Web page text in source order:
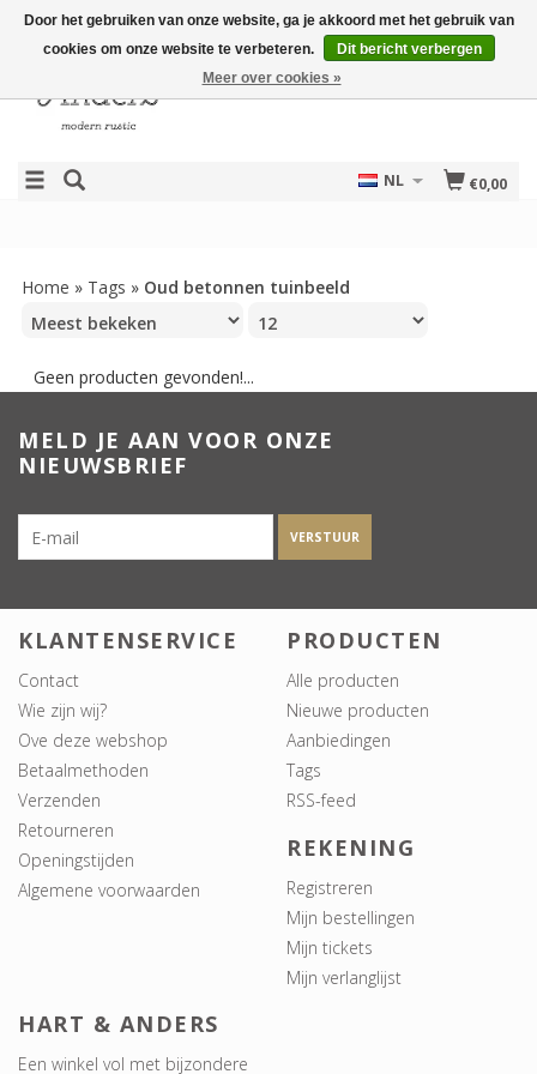
€0,00
NL
Home » Tags » Oud betonnen tuinbeeld
Geen producten gevonden!...
MELD JE AAN VOOR ONZE
NIEUWSBRIEF
VERSTUUR
KLANTENSERVICE
Contact
Wie zijn wij?
Ove deze webshop
Betaalmethoden
Verzenden
Retourneren
Openingstijden
Algemene voorwaarden
PRODUCTEN
Alle producten
Nieuwe producten
Aanbiedingen
Tags
RSS-feed
REKENING
Registreren
Mijn bestellingen
Mijn tickets
Mijn verlanglijst
HART & ANDERS
Een winkel vol met bijzondere
Door het gebruiken van onze website, ga je akkoord met het gebruik van
cookies om onze website te verbeteren.
Dit bericht verbergen
Meer over cookies »